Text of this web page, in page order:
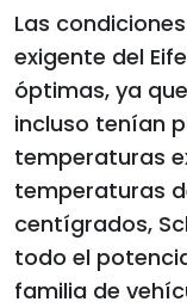
Las
exigente del
óptimas, ya
incluso tenían
temperaturas
temperaturas
centígrados,
todo el
familia de